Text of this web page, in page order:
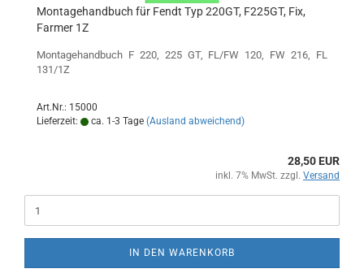
Montagehandbuch für Fendt Typ 220GT, F225GT, Fix,
Farmer 1Z
Montagehandbuch F 220, 225 GT, FL/FW 120, FW 216, FL
131/1Z
Art.Nr.: 15000
Lieferzeit:
ca. 1-3 Tage (Ausland abweichend)
28,50 EUR
inkl. 7% MwSt. zzgl. Versand
IN DEN WARENKORB